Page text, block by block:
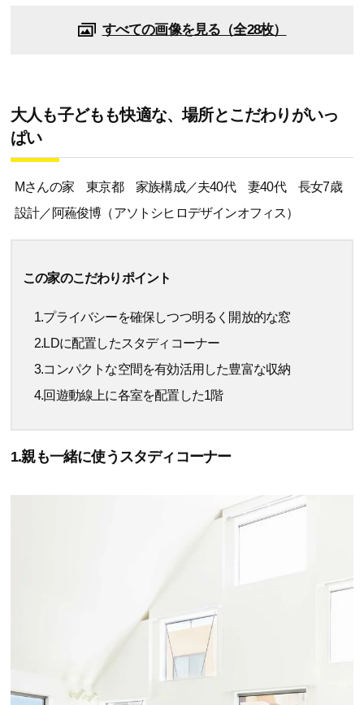
すべての画像を見る（全28枚）
大人も子どもも快適な、場所とこだわりがいっ
ぱい
Mさんの家 東京都 家族構成／夫40代 妻40代 長女7歳
設計／阿蘓俊博（アソトシヒロデザインオフィス）
この家のこだわりポイント
1.プライバシーを確保しつつ明るく開放的な窓
2.LDに配置したスタディコーナー
3.コンパクトな空間を有効活用した豊富な収納
4.回遊動線上に各室を配置した1階
1.親も一緒に使うスタディコーナー